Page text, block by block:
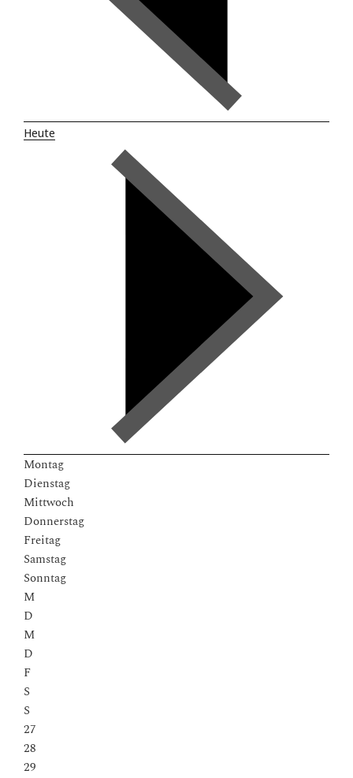
Heute
Montag
Dienstag
Mittwoch
Donnerstag
Freitag
Samstag
Sonntag
M
D
M
D
F
S
S
27
28
29